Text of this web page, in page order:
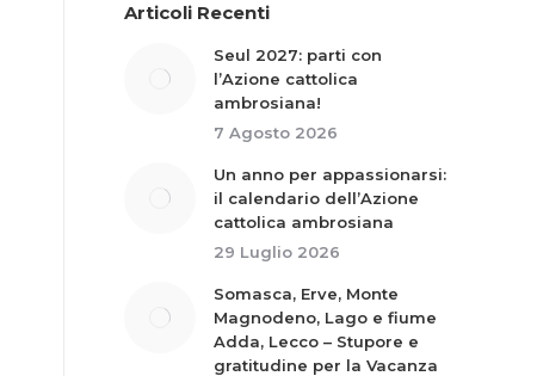
Articoli Recenti
Seul 2027: parti con
l’Azione cattolica
ambrosiana!
7 Agosto 2026
Un anno per appassionarsi:
il calendario dell’Azione
cattolica ambrosiana
29 Luglio 2026
Somasca, Erve, Monte
Magnodeno, Lago e fiume
Adda, Lecco – Stupore e
gratitudine per la Vacanza